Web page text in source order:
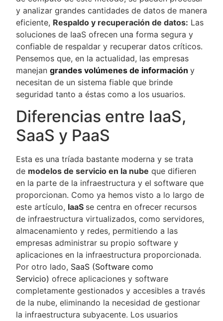
y analizar grandes cantidades de datos de manera
eficiente, Respaldo y recuperación de datos: Las
soluciones de IaaS ofrecen una forma segura y
confiable de respaldar y recuperar datos críticos.
Pensemos que, en la actualidad, las empresas
manejan grandes volúmenes de información y
necesitan de un sistema fiable que brinde
seguridad tanto a éstas como a los usuarios.
Diferencias entre IaaS,
SaaS y PaaS
Esta es una tríada bastante moderna y se trata
de modelos de servicio en la nube que difieren
en la parte de la infraestructura y el software que
proporcionan. Como ya hemos visto a lo largo de
este artículo, IaaS se centra en ofrecer recursos
de infraestructura virtualizados, como servidores,
almacenamiento y redes, permitiendo a las
empresas administrar su propio software y
aplicaciones en la infraestructura proporcionada.
Por otro lado, SaaS (Software como
Servicio) ofrece aplicaciones y software
completamente gestionados y accesibles a través
de la nube, eliminando la necesidad de gestionar
la infraestructura subyacente. Los usuarios